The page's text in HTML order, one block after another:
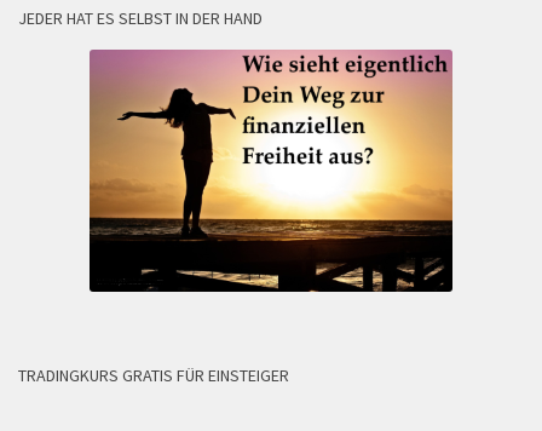
JEDER HAT ES SELBST IN DER HAND
TRADINGKURS GRATIS FÜR EINSTEIGER